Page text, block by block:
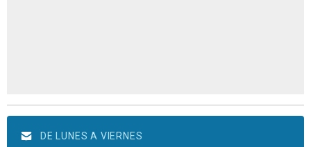
DE LUNES A VIERNES